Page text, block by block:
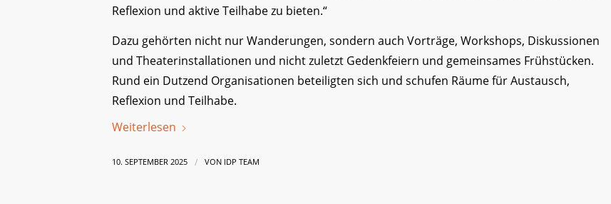
Reflexion und aktive Teilhabe zu bieten.“
Dazu gehörten nicht nur Wanderungen, sondern auch Vorträge, Workshops, Diskussionen
und Theaterinstallationen und nicht zuletzt Gedenkfeiern und gemeinsames Frühstücken.
Rund ein Dutzend Organisationen beteiligten sich und schufen Räume für Austausch,
Reflexion und Teilhabe.
Weiterlesen
10. SEPTEMBER 2025 / VON IDP TEAM